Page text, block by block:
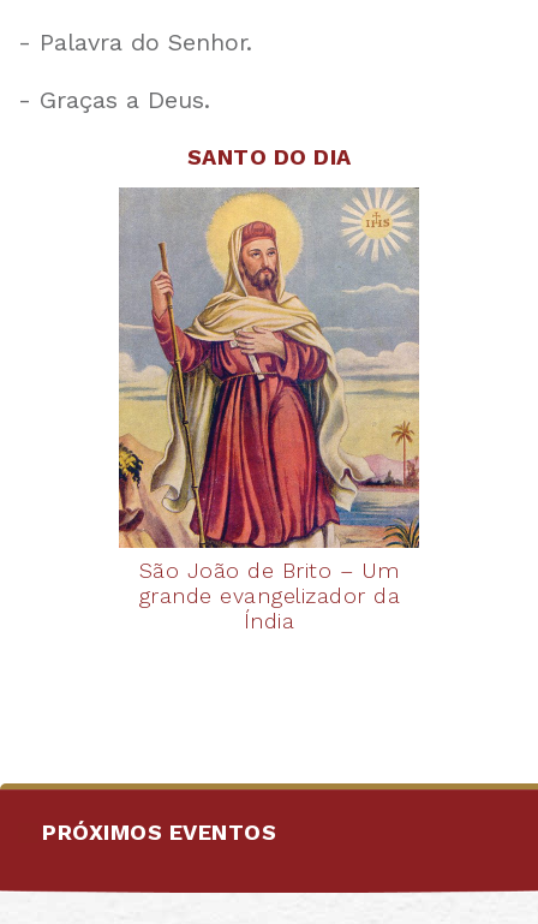
- Palavra do Senhor.
- Graças a Deus.
SANTO DO DIA
São João de Brito – Um
grande evangelizador da
Índia
PRÓXIMOS EVENTOS